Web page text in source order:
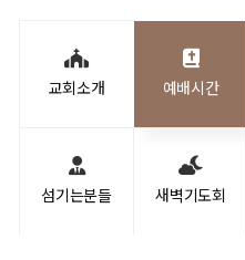
교회소개 예배시간
섬기는분들 새벽기도회